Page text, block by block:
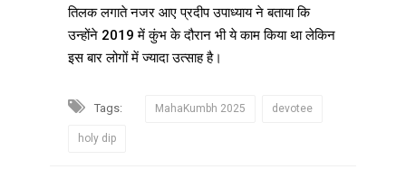
तिलक लगाते नजर आए प्रदीप उपाध्याय ने बताया कि
उन्होंने 2019 में कुंभ के दौरान भी ये काम किया था लेकिन
इस बार लोगों में ज्यादा उत्साह है।
Tags: MahaKumbh 2025 devotee
holy dip